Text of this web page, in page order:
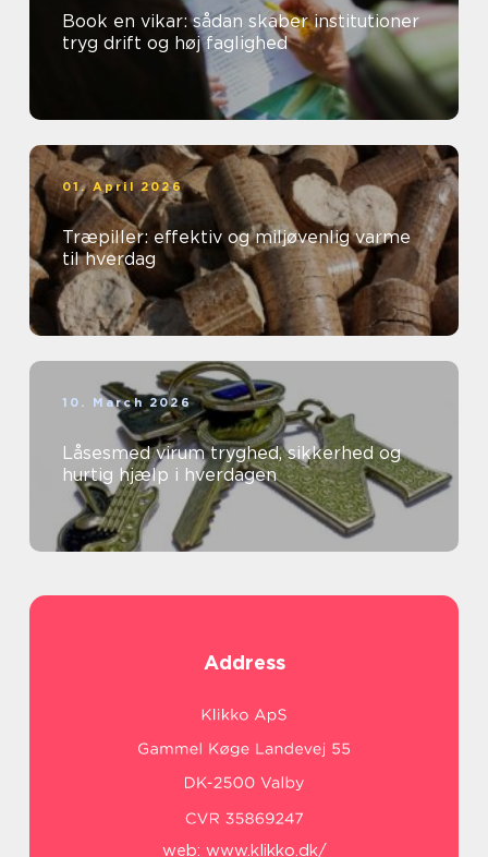
Book en vikar: sådan skaber institutioner
tryg drift og høj faglighed
01. April 2026
Træpiller: effektiv og miljøvenlig varme
til hverdag
10. March 2026
Låsesmed virum tryghed, sikkerhed og
hurtig hjælp i hverdagen
Address
web: www.klikko.dk/